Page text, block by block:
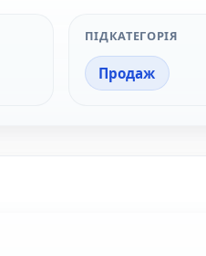
ПІДКАТЕГОРІЯ
Продаж